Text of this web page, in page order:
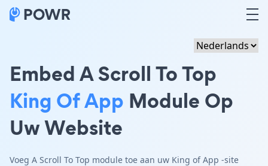
Embed A Scroll To Top
King Of App Module Op
Uw Website
Voeg A Scroll To Top module toe aan uw King of App -site